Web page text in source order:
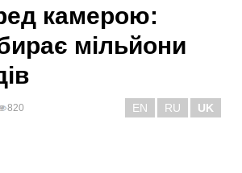
камерою:
мільйони
820 EN RU UK